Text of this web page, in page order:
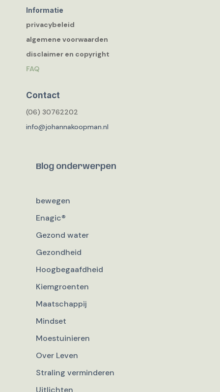
Informatie
privacybeleid
algemene voorwaarden
disclaimer en copyright
FAQ
Contact
(06) 30762202
info@johannakoopman.nl
Blog onderwerpen
bewegen
Enagic®
Gezond water
Gezondheid
Hoogbegaafdheid
Kiemgroenten
Maatschappij
Mindset
Moestuinieren
Over Leven
Straling verminderen
Uitlichten